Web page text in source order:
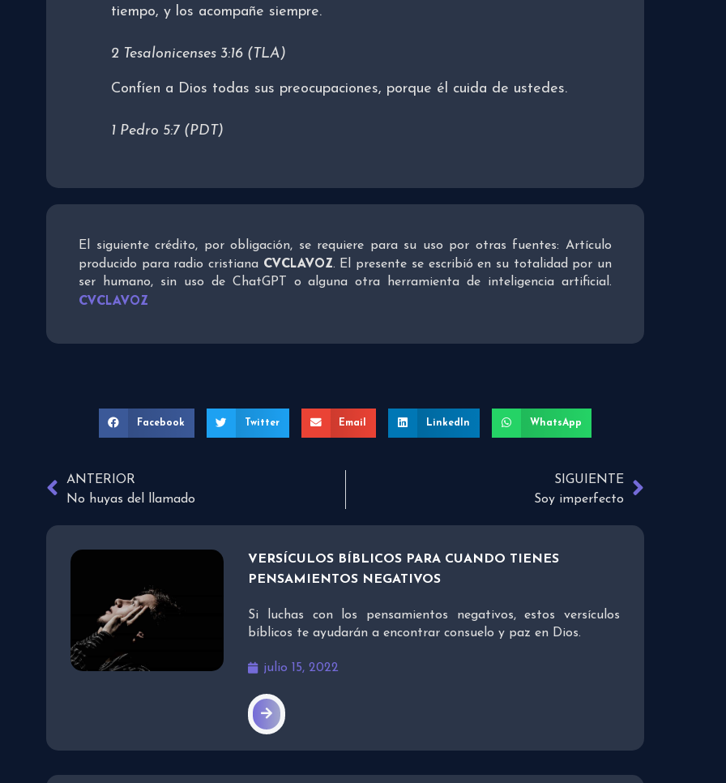
tiempo, y los acompañe siempre.
2 Tesalonicenses 3:16 (TLA)
Confíen a Dios todas sus preocupaciones, porque él cuida de ustedes.
1 Pedro 5:7 (PDT)
El siguiente crédito, por obligación, se requiere para su uso por otras fuentes: Artículo
producido para radio cristiana CVCLAVOZ. El presente se escribió en su totalidad por un
ser humano, sin uso de ChatGPT o alguna otra herramienta de inteligencia artificial.
CVCLAVOZ
Facebook Twitter Email LinkedIn WhatsApp
ANTERIOR
No huyas del llamado
SIGUIENTE
Soy imperfecto
VERSÍCULOS BÍBLICOS PARA CUANDO TIENES
PENSAMIENTOS NEGATIVOS
Si luchas con los pensamientos negativos, estos versículos
bíblicos te ayudarán a encontrar consuelo y paz en Dios.
julio 15, 2022